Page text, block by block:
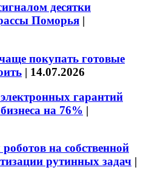
десятки
Поморья |
покупать готовые
| 14.07.2026
гарантий
на 76% |
на собственной
рутинных задач |